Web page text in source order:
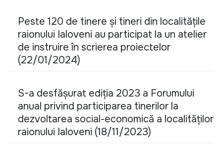
Peste 120 de tinere și tineri din localitățile
raionului Ialoveni au participat la un atelier
de instruire în scrierea proiectelor
(22/01/2024)
S-a desfășurat ediția 2023 a Forumului
anual privind participarea tinerilor la
dezvoltarea social-economică a localităților
raionului Ialoveni (18/11/2023)